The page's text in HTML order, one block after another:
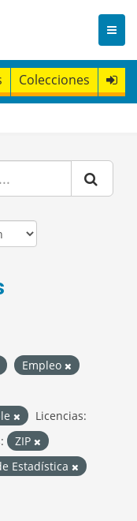
Colecciones
Empleo
Licencias:
ZIP
Estadística